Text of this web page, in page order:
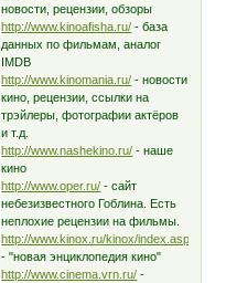
новости, рецензии, обзоры
http://www.kinoafisha.ru/ - база
данных по фильмам, аналог
IMDB
http://www.kinomania.ru/ - новости
кино, рецензии, ссылки на
трэйлеры, фотографии актёров
и т.д.
http://www.nashekino.ru/ - наше
кино
http://www.oper.ru/ - сайт
небезизвестного Гоблина. Есть
неплохие рецензии на фильмы.
http://www.kinox.ru/kinox/index.asp
- "новая энциклопедия кино"
http://www.cinema.vrn.ru/ -